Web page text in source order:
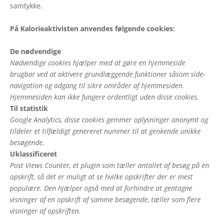
samtykke.
På Kalorieaktivisten anvendes følgende cookies:
De nødvendige
Nødvendige cookies hjælper med at gøre en hjemmeside
brugbar ved at aktivere grundlæggende funktioner såsom side-
navigation og adgang til sikre områder af hjemmesiden.
Hjemmesiden kan ikke fungere ordentligt uden disse cookies.
Til statistik
Google Analytics, disse cookies gemmer oplysninger anonymt og
tildeler et tilfældigt genereret nummer til at genkende unikke
besøgende.
Uklassificeret
Post Views Counter, et plugin som tæller antallet af besøg på en
opskrift, så det er muligt at se hvilke opskrifter der er mest
populære. Den hjælper også med at forhindre at gentagne
visninger af en opskrift af samme besøgende, tæller som flere
visninger af opskriften.